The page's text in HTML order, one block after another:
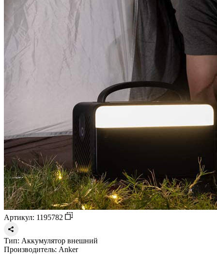
Артикул: 1195782
Тип: Аккумулятор внешний
Производитель: Anker